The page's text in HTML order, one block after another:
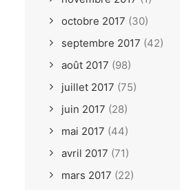
octobre 2017 (30)
septembre 2017 (42)
août 2017 (98)
juillet 2017 (75)
juin 2017 (28)
mai 2017 (44)
avril 2017 (71)
mars 2017 (22)